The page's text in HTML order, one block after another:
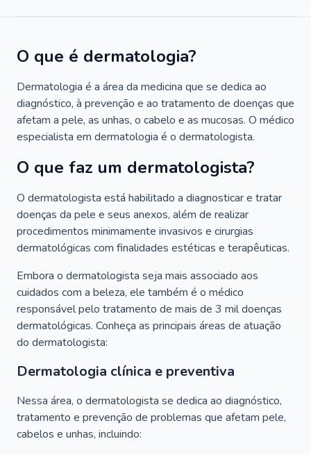
O que é dermatologia?
Dermatologia é a área da medicina que se dedica ao
diagnóstico, à prevenção e ao tratamento de doenças que
afetam a pele, as unhas, o cabelo e as mucosas. O médico
especialista em dermatologia é o dermatologista.
O que faz um dermatologista?
O dermatologista está habilitado a diagnosticar e tratar
doenças da pele e seus anexos, além de realizar
procedimentos minimamente invasivos e cirurgias
dermatológicas com finalidades estéticas e terapêuticas.
Embora o dermatologista seja mais associado aos
cuidados com a beleza, ele também é o médico
responsável pelo tratamento de mais de 3 mil doenças
dermatológicas. Conheça as principais áreas de atuação
do dermatologista:
Dermatologia clínica e preventiva
Nessa área, o dermatologista se dedica ao diagnóstico,
tratamento e prevenção de problemas que afetam pele,
cabelos e unhas, incluindo: